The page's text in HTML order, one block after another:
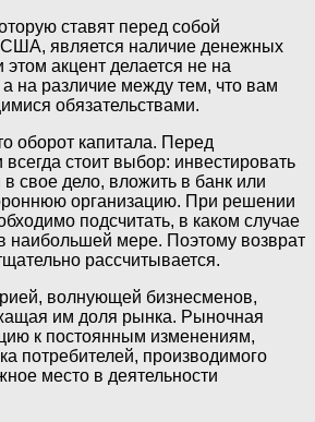
ставят перед собой
является наличие денежных
этом акцент делается не на
на различие между тем, что вам
обязательствами.
оборот капитала. Перед
стоит выбор: инвестировать
свое дело, вложить в банк или
организацию. При решении
подсчитать, в каком случае
наибольшей мере. Поэтому возврат
рассчитывается.
волнующей бизнесменов,
им доля рынка. Рыночная
к постоянным изменениям,
потребителей, производимого
место в деятельности